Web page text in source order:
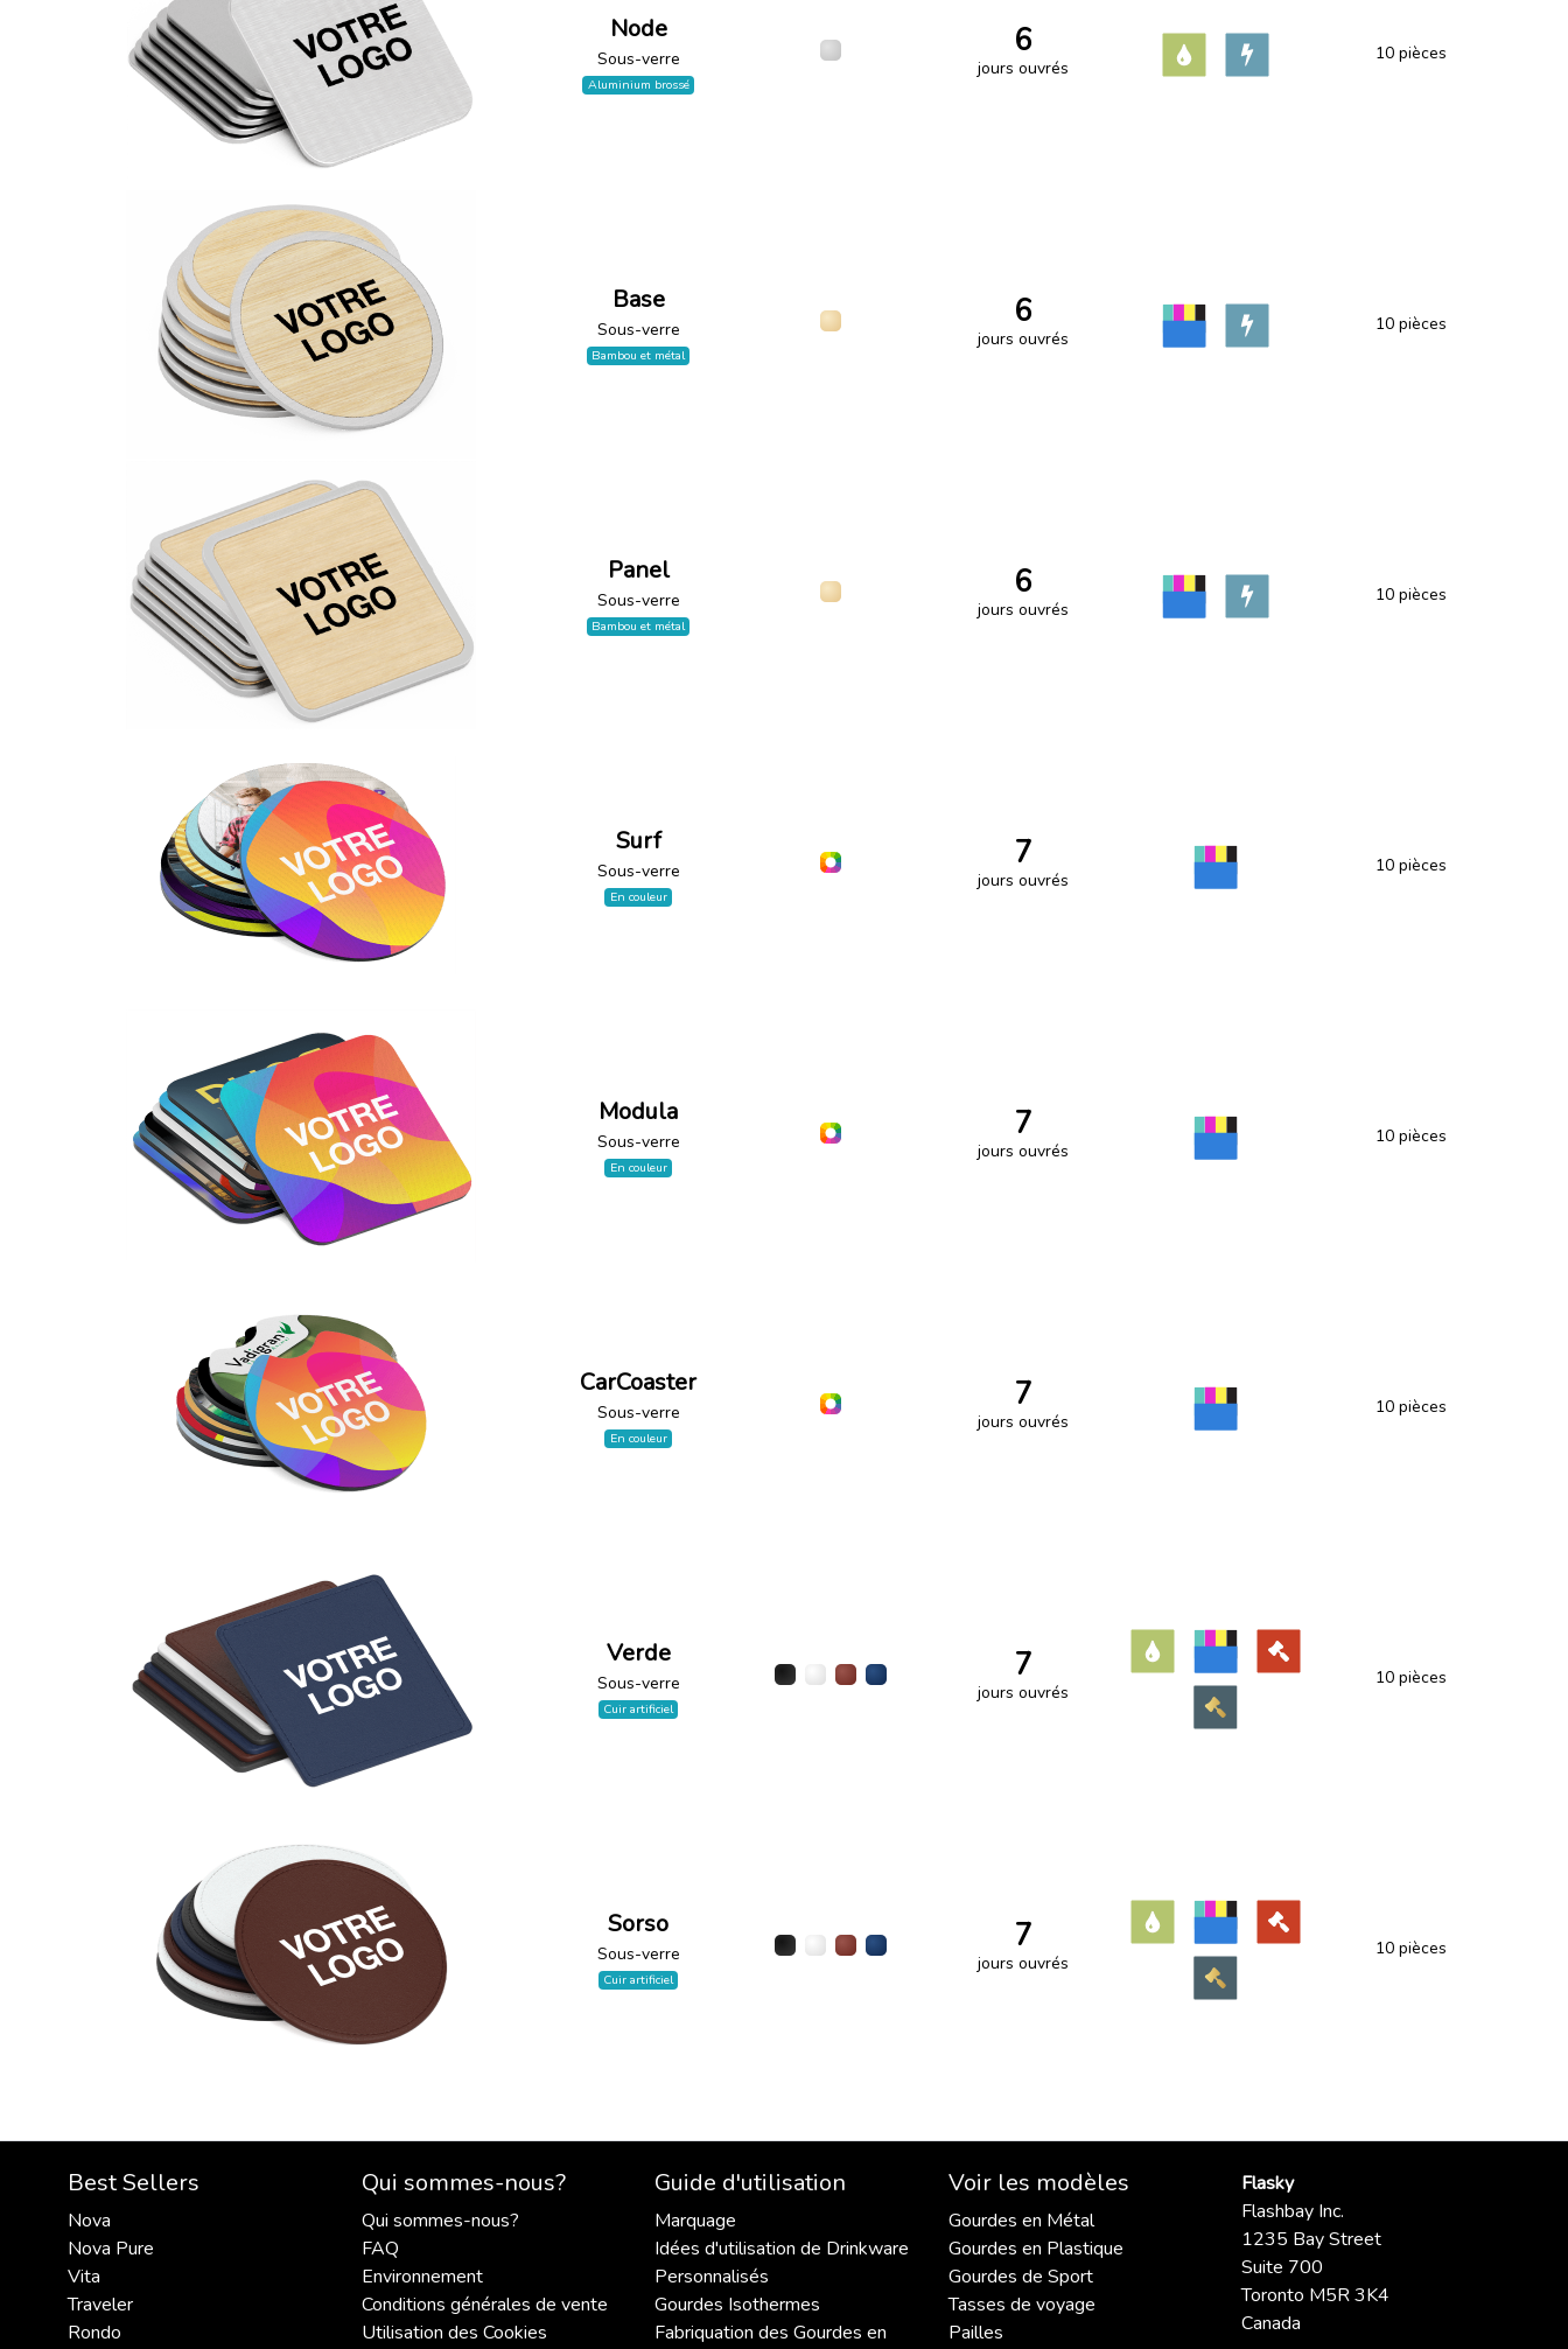
Node
Sous-verre
Aluminium brossé
6
jours ouvrés
10 pièces
Base
Sous-verre
Bambou et métal
6
jours ouvrés
10 pièces
Panel
Sous-verre
Bambou et métal
6
jours ouvrés
10 pièces
Surf
Sous-verre
En couleur
7
jours ouvrés
10 pièces
Modula
Sous-verre
En couleur
7
jours ouvrés
10 pièces
CarCoaster
Sous-verre
En couleur
7
jours ouvrés
10 pièces
Verde
Sous-verre
Cuir artificiel
7
jours ouvrés
10 pièces
Sorso
Sous-verre
Cuir artificiel
7
jours ouvrés
10 pièces
Best Sellers
Nova
Nova Pure
Vita
Traveler
Rondo
Qui sommes-nous?
Qui sommes-nous?
FAQ
Environnement
Conditions générales de vente
Utilisation des Cookies
Guide d'utilisation
Marquage
Idées d'utilisation de Drinkware
Personnalisés
Gourdes Isothermes
Fabriquation des Gourdes en
Voir les modèles
Gourdes en Métal
Gourdes en Plastique
Gourdes de Sport
Tasses de voyage
Pailles
Flasky
Flashbay Inc.
1235 Bay Street
Suite 700
Toronto M5R 3K4
Canada